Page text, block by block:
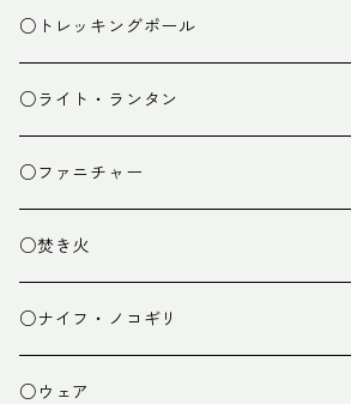
ザック小物
バーナー
カトラリー
クッキング小物
テント
タープ
ペグ・ハンマー・小物
○トレッキングポール
○ライト・ランタン
ライト
ランタン
○ファニチャー
テーブル
チェア
○焚き火
焚き火台
焚き火小物
○ナイフ・ノコギリ
○ウェア